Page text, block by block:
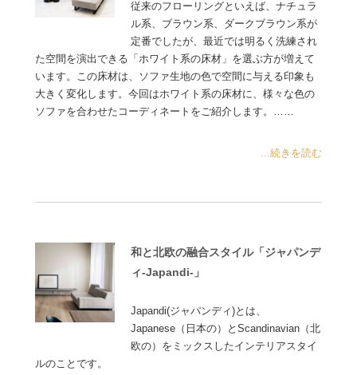
従来のフローリングといえば、ナチュラ
ル系、ブラウン系、ダークブラウン系が
定番でしたが、最近では明るく洗練され
た空間を演出できる「ホワイト系の床材」を選ぶ方が増えて
います。この床材は、ソファ生地の色で空間に与える印象も
大きく変化します。今回はホワイト系の床材に、様々な色の
ソファを合わせたコーディネートをご紹介します。……
...続きを読む
和と北欧の融合スタイル「ジャパンデ
ィ-Japandi-」
Japandi(ジャパンディ)とは、
Japanese（日本の）とScandinavian（北
欧の）をミックスしたインテリアスタイ
ルのことです。